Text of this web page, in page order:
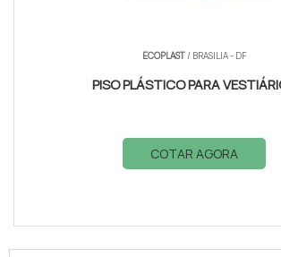
ECOPLAST / BRASILIA - DF
PISO PLÁSTICO PARA
COTAR AGORA